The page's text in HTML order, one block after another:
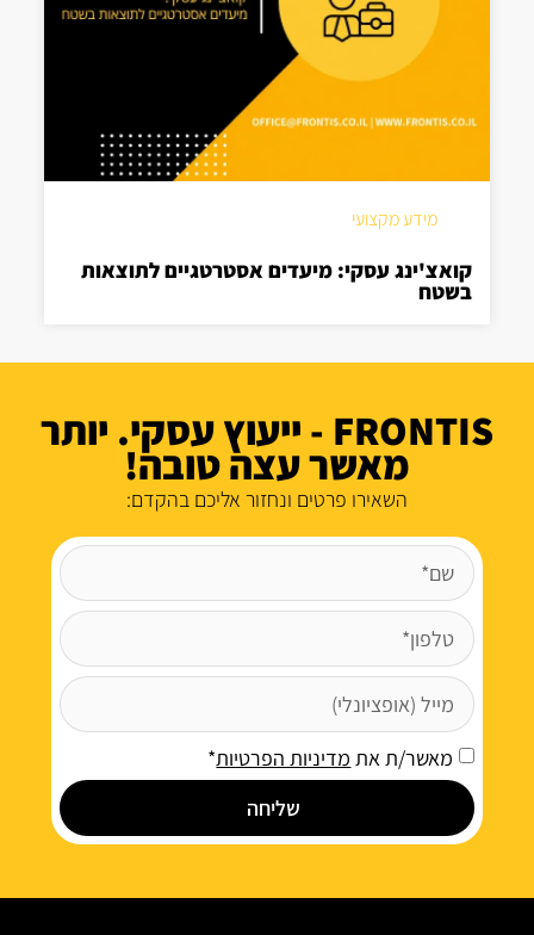
מידע מקצועי
קואצ'ינג עסקי: מיעדים אסטרטגיים לתוצאות
בשטח
FRONTIS - ייעוץ עסקי. יותר
מאשר עצה טובה!
השאירו פרטים ונחזור אליכם בהקדם:
מאשר/ת את מדיניות הפרטיות*
שליחה